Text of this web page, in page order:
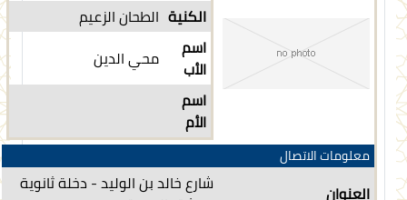
الكنية الطحان الزعيم
اسم
الأب
محي الدين
اسم
الأم
معلومات الاتصال
العنوان
شارع خالد بن الوليد - دخلة ثانوية